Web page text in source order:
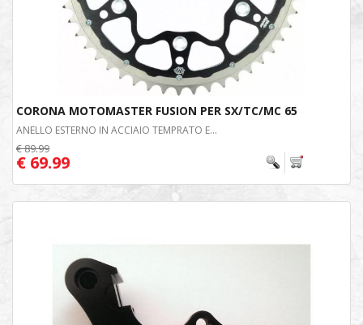
CORONA MOTOMASTER FUSION PER SX/TC/MC 65
ANELLO ESTERNO IN ACCIAIO TEMPRATO E...
€ 89.99
€ 69.99